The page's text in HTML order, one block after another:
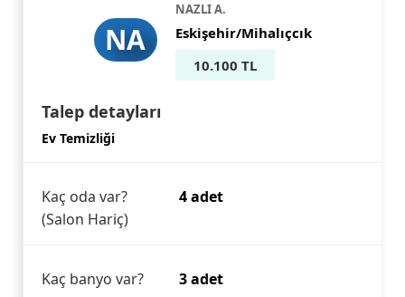
NA
NAZLI A.
Eskişehir/Mihalıçcık
10.100 TL
Talep detayları
Ev Temizliği
Kaç oda var?
(Salon Hariç)
4 adet
Kaç banyo var? 3 adet